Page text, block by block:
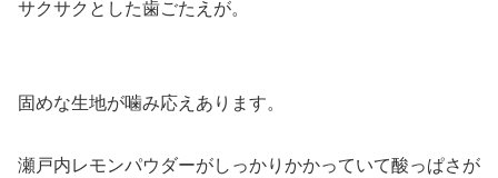
サクサクとした歯ごたえが。
固めな生地が噛み応えあります。
瀬戸内レモンパウダーがしっかりかかっていて酸っぱさが